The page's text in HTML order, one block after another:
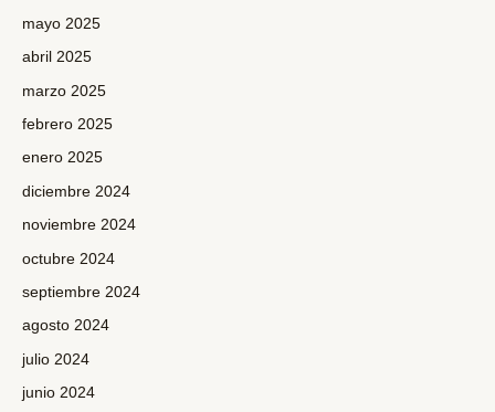
mayo 2025
abril 2025
marzo 2025
febrero 2025
enero 2025
diciembre 2024
noviembre 2024
octubre 2024
septiembre 2024
agosto 2024
julio 2024
junio 2024